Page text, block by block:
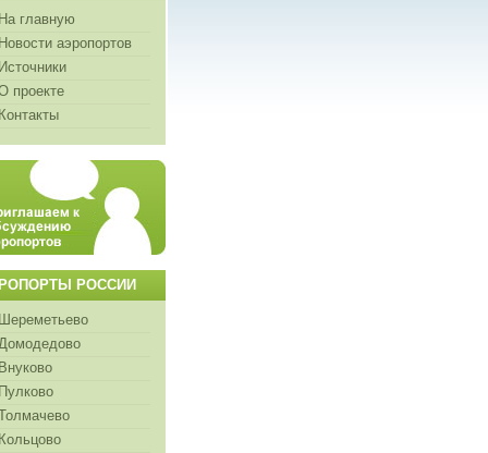
На главную
Новости аэропортов
Источники
проекте
Контакты
РОССИИ
Шереметьево
Внуково
Пулково
Кольцово